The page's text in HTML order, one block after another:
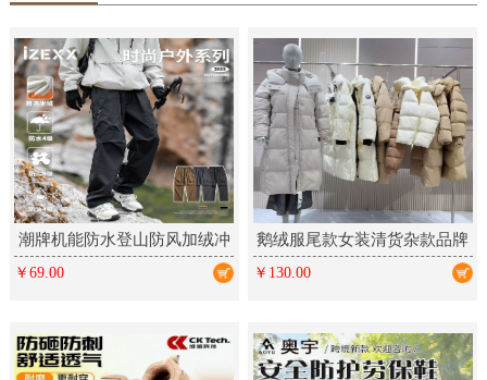
潮牌机能防水登山防风加绒冲
锋裤户外三防运动工装长裤男
￥69.00
鹅绒服尾款女装清货杂款品牌
折扣厂家女装走份实体直播拿
￥130.00